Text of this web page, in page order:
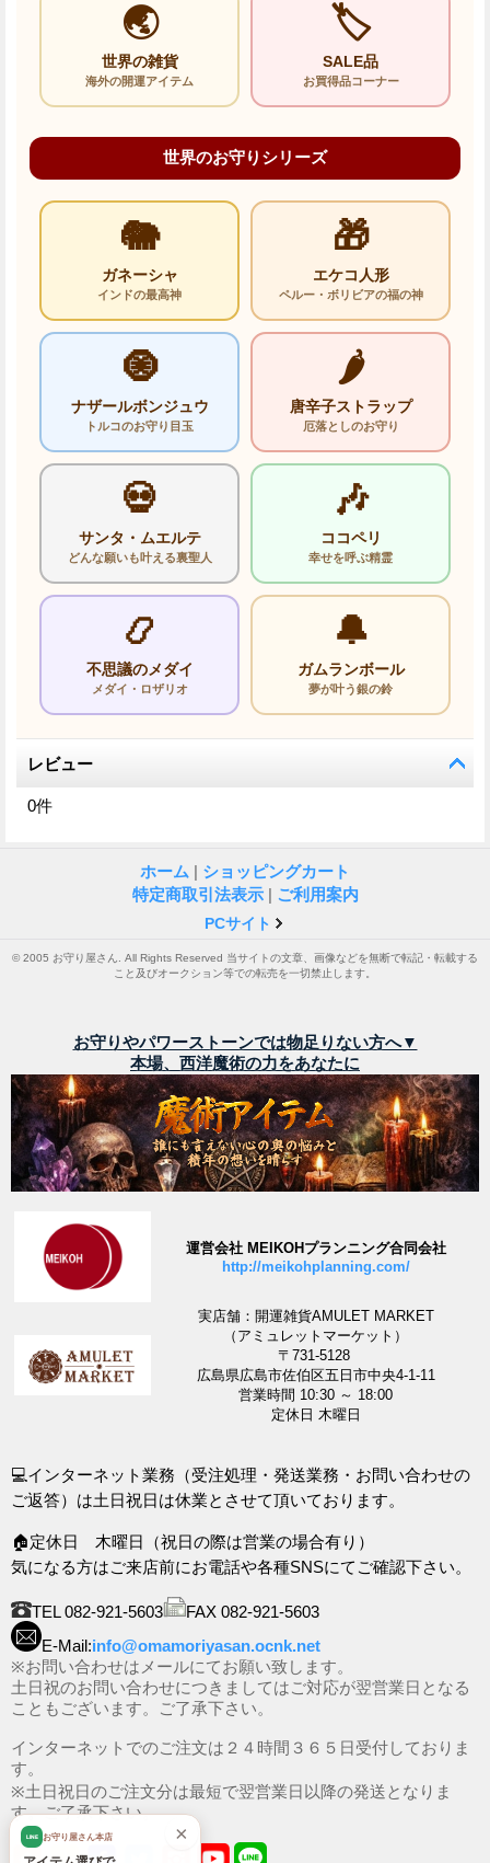
🌏
世界の雑貨
海外の開運アイテム
🏷️
SALE品
お買得品コーナー
世界のお守りシリーズ
🐘
ガネーシャ
インドの最高神
🎁
エケコ人形
ペルー・ボリビアの福の神
🧿
ナザールボンジュウ
トルコのお守り目玉
🌶️
唐辛子ストラップ
厄落としのお守り
💀
サンタ・ムエルテ
どんな願いも叶える裏聖人
🎶
ココペリ
幸せを呼ぶ精霊
📿
不思議のメダイ
メダイ・ロザリオ
🔔
ガムランボール
夢が叶う銀の鈴
レビュー
0件
ホーム | ショッピングカート
特定商取引法表示 | ご利用案内
PCサイト
© 2005 お守り屋さん. All Rights Reserved 当サイトの文章、画像などを無断で転記・転載する
こと及びオークション等での転売を一切禁止します。
お守りやパワーストーンでは物足りない方へ▼
本場、西洋魔術の力をあなたに
運営会社 MEIKOHプランニング合同会社
http://meikohplanning.com/
実店舗：開運雑貨AMULET MARKET
（アミュレットマーケット）
〒731-5128
広島県広島市佐伯区五日市中央4-1-11
営業時間 10:30 ～ 18:00
定休日 木曜日
💻インターネット業務（受注処理・発送業務・お問い合わせの
ご返答）は土日祝日は休業とさせて頂いております。
🏠定休日 木曜日（祝日の際は営業の場合有り）
気になる方はご来店前にお電話や各種SNSにてご確認下さい。
TEL 082-921-5603
FAX 082-921-5603
E-Mail:info@omamoriyasan.ocnk.net
※お問い合わせはメールにてお願い致します。
土日祝のお問い合わせにつきましてはご対応が翌営業日となる
こともございます。ご了承下さい。
インターネットでのご注文は２４時間３６５日受付しておりま
す。
※土日祝日のご注文分は最短で翌営業日以降の発送となりま
す。ご了承下さい。
×
LINE お守り屋さん本店